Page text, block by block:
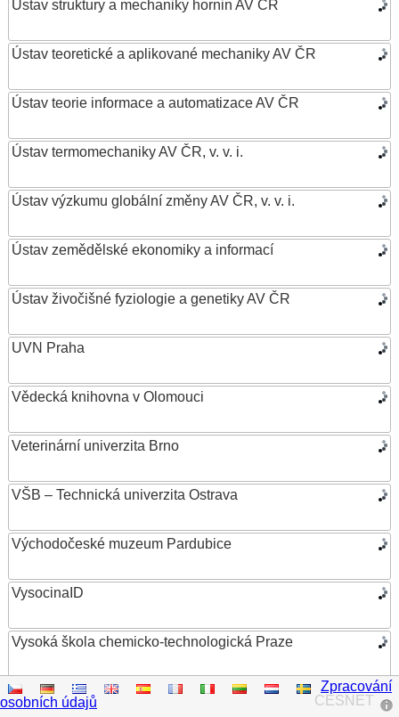
Ústav struktury a mechaniky hornin AV ČR
Ústav teoretické a aplikované mechaniky AV ČR
Ústav teorie informace a automatizace AV ČR
Ústav termomechaniky AV ČR, v. v. i.
Ústav výzkumu globální změny AV ČR, v. v. i.
Ústav zemědělské ekonomiky a informací
Ústav živočišné fyziologie a genetiky AV ČR
UVN Praha
Vědecká knihovna v Olomouci
Veterinární univerzita Brno
VŠB – Technická univerzita Ostrava
Východočeské muzeum Pardubice
VysocinaID
Vysoká škola chemicko-technologická Praze
Vysoká škola ekonomická v Praze
CESNET
Zpracování
osobních údajů